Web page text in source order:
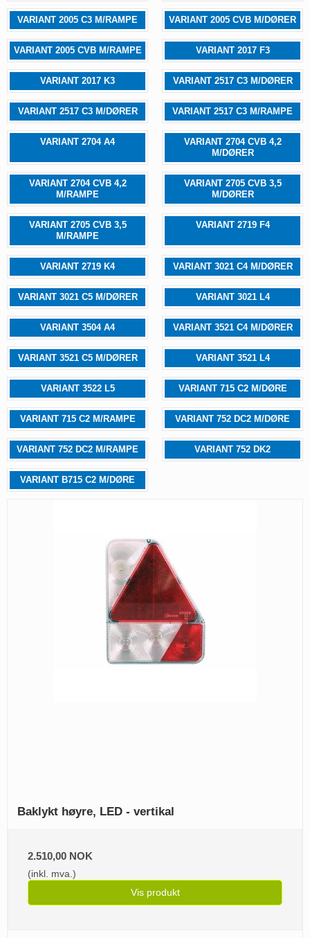
VARIANT 2005 C3 M/RAMPE VARIANT 2005 CVB M/DØRER
VARIANT 2005 CVB M/RAMPE VARIANT 2017 F3
VARIANT 2017 K3 VARIANT 2517 C3 M/DØRER
VARIANT 2517 C3 M/DØRER VARIANT 2517 C3 M/RAMPE
VARIANT 2704 A4
VARIANT 2704 CVB 4,2
M/DØRER
VARIANT 2704 CVB 4,2
M/RAMPE
VARIANT 2705 CVB 3,5
M/DØRER
VARIANT 2705 CVB 3,5
M/RAMPE
VARIANT 2719 F4
VARIANT 2719 K4 VARIANT 3021 C4 M/DØRER
VARIANT 3021 C5 M/DØRER VARIANT 3021 L4
VARIANT 3504 A4 VARIANT 3521 C4 M/DØRER
VARIANT 3521 C5 M/DØRER VARIANT 3521 L4
VARIANT 3522 L5 VARIANT 715 C2 M/DØRE
VARIANT 715 C2 M/RAMPE VARIANT 752 DC2 M/DØRE
VARIANT 752 DC2 M/RAMPE VARIANT 752 DK2
VARIANT B715 C2 M/DØRE
Baklykt høyre, LED - vertikal
2.510,00 NOK
(inkl. mva.)
Vis produkt